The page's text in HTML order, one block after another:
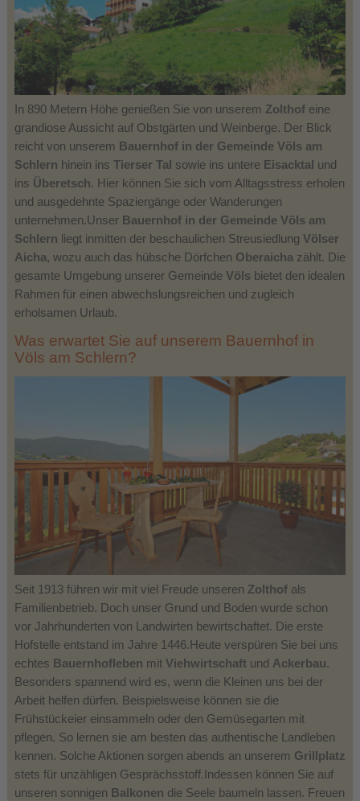
In 890 Metern Höhe genießen Sie von unserem Zolthofeine
grandiose Aussicht auf Obstgärten und Weinberge. Der Blick
reicht von unserem Bauernhof in der Gemeinde Völs am
Schlern hinein ins Tierser Tal sowie ins untere Eisacktal und
ins Überetsch. Hier können Sie sich vom Alltagsstress erholen
und ausgedehnte Spaziergänge oder Wanderungen
unternehmen.Unser Bauernhof in der Gemeinde Völs am
Schlern liegt inmitten der beschaulichen Streusiedlung Völser
Aicha, wozu auch das hübsche Dörfchen Oberaichazählt. Die
gesamte Umgebung unserer Gemeinde Völsbietet den idealen
Rahmen für einen abwechslungsreichen und zugleich
erholsamen Urlaub.
Was erwartet Sie auf unserem Bauernhof in
Völs am Schlern?
Seit 1913 führen wir mit viel Freude unseren Zolthofals
Familienbetrieb. Doch unser Grund und Boden wurde schon
vor Jahrhunderten von Landwirten bewirtschaftet. Die erste
Hofstelle entstand im Jahre 1446.Heute verspüren Sie bei uns
echtes Bauernhofleben mit Viehwirtschaftund Ackerbau.
Besonders spannend wird es, wenn die Kleinen uns bei der
Arbeit helfen dürfen. Beispielsweise können sie die
Frühstückeier einsammeln oder den Gemüsegarten mit
pflegen. So lernen sie am besten das authentische Landleben
kennen. Solche Aktionen sorgen abends an unserem Grillplatz
stets für unzähligen Gesprächsstoff.Indessen können Sie auf
unseren sonnigen Balkonen die Seele baumeln lassen. Freuen